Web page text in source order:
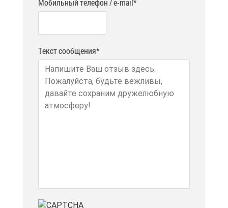
Мобильный телефон / e-mail*
Текст сообщения*